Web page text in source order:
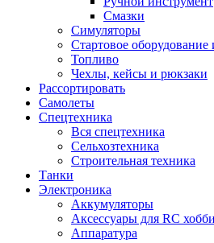
Смазки
Симуляторы
Стартовое оборудование
Топливо
Чехлы, кейсы и рюкзаки
Рассортировать
Самолеты
Спецтехника
Вся спецтехника
Сельхозтехника
Строительная техника
Танки
Электроника
Аккумуляторы
Аксессуары для RC хобби
Аппаратура